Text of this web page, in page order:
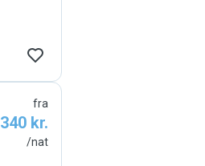
fra
340 kr.
/nat